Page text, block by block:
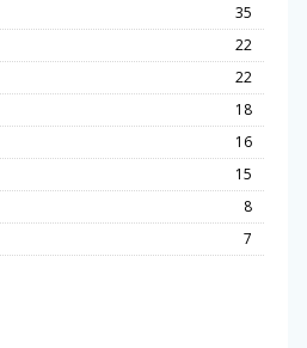
35
22
22
18
16
15
8
7